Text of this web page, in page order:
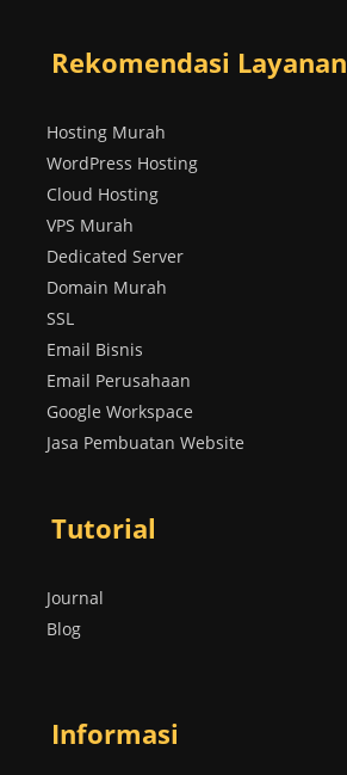
Rekomendasi Layanan
Hosting Murah
WordPress Hosting
Cloud Hosting
VPS Murah
Dedicated Server
Domain Murah
SSL
Email Bisnis
Email Perusahaan
Google Workspace
Jasa Pembuatan Website
Tutorial
Journal
Blog
Informasi